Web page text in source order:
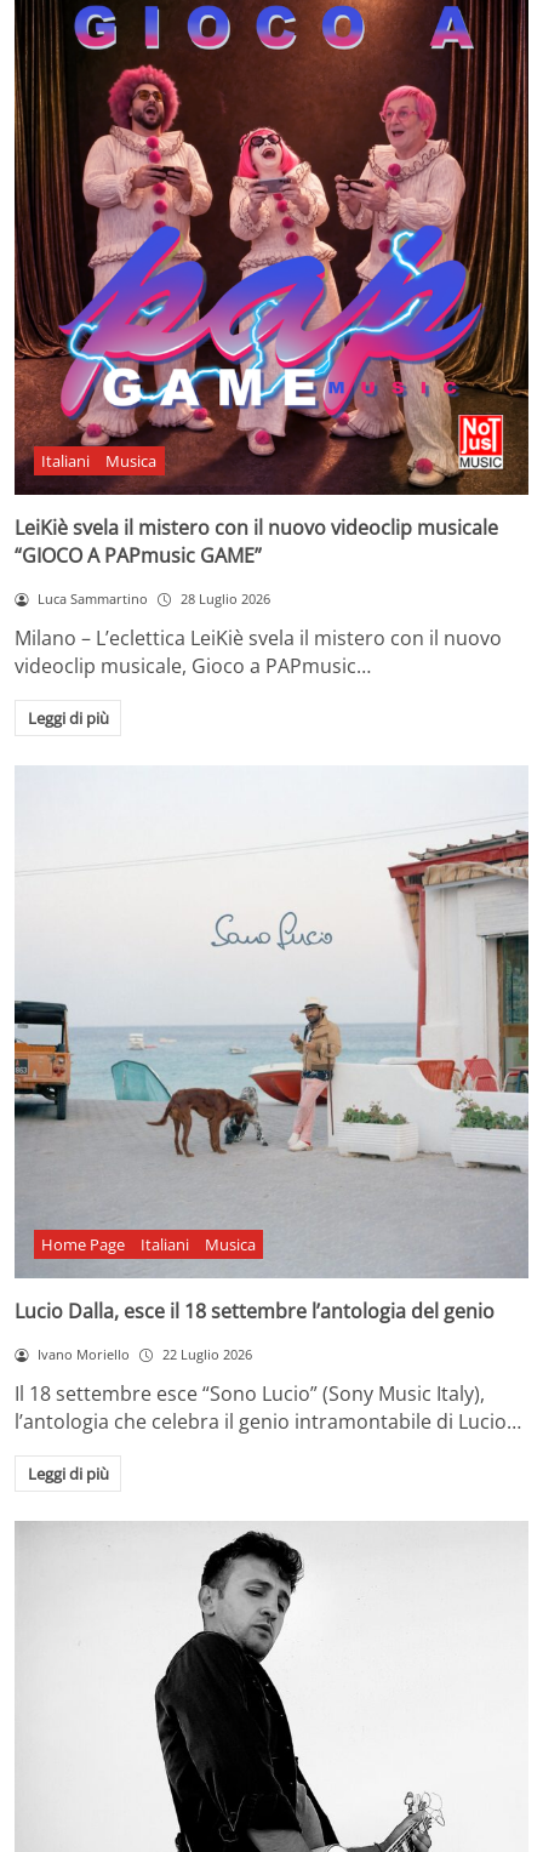
Italiani Musica
LeiKiè svela il mistero con il nuovo videoclip musicale
“GIOCO A PAPmusic GAME”
Luca Sammartino 28 Luglio 2026
Milano – L’eclettica LeiKiè svela il mistero con il nuovo
videoclip musicale, Gioco a PAPmusic…
Leggi di più
Home Page Italiani Musica
Lucio Dalla, esce il 18 settembre l’antologia del genio
Ivano Moriello 22 Luglio 2026
Il 18 settembre esce “Sono Lucio” (Sony Music Italy),
l’antologia che celebra il genio intramontabile di Lucio…
Leggi di più